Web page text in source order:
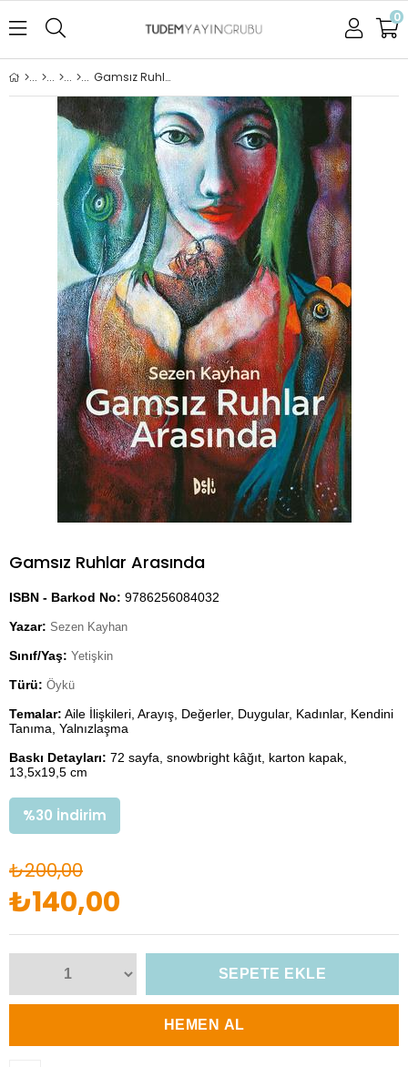
0
Gamsız Ruhlar Arasında
Gamsız Ruhlar Arasında
ISBN - Barkod No: 9786256084032
Yazar: Sezen Kayhan
Sınıf/Yaş: Yetişkin
Türü: Öykü
Temalar: Aile İlişkileri, Arayış, Değerler, Duygular, Kadınlar, Kendini
Tanıma, Yalnızlaşma
Baskı Detayları: 72 sayfa, snowbright kâğıt, karton kapak,
13,5x19,5 cm
%30 İndirim
₺200,00
₺140,00